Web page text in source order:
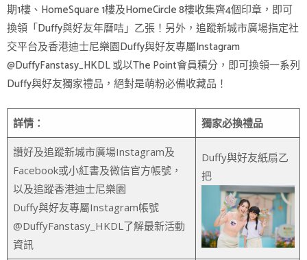
期1樓、HomeSquare 1樓及HomeCircle 8樓收集齊4個印章，即可
換領「Duffy與好友年曆咭」乙張！另外，追蹤新城市廣場指定社
交平台及香港迪士尼樂園Duffy與好友專屬Instagram
@DuffyFanstasy_HKDL 或以The Point會員積分，即可換領一系列
Duffy與好友獨家禮品，絕對是萌粉必備收藏品！
詳情： 獨家必換禮品
讚好及追蹤新城市廣場Instagram及
Facebook或小紅書及微信官方帳號，
以及追蹤香港迪士尼樂園
Duffy與好友專屬Instagram帳號
@DuffyFanstasy_HKDL了解最新活動
資訊
Duffy與好友紙扇乙
把